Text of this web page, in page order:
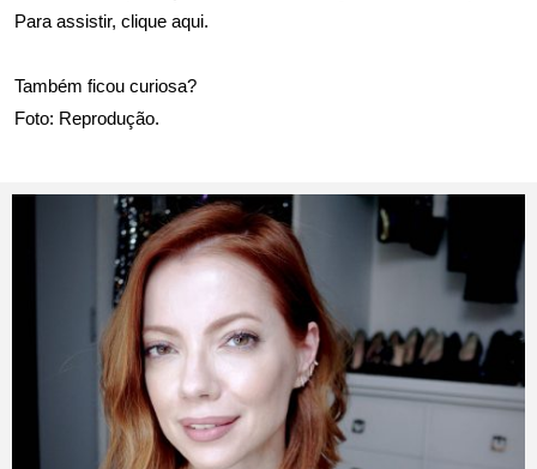
Para assistir, clique aqui.
Também ficou curiosa?
Foto: Reprodução.